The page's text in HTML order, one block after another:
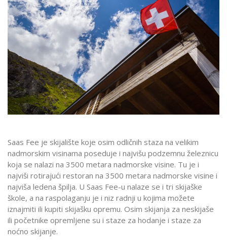
Saas Fee je skijalište koje osim odličnih staza na velikim
nadmorskim visinama poseduje i najvišu podzemnu železnicu
koja se nalazi na 3500 metara nadmorske visine. Tu je i
najviši rotirajući restoran na 3500 metara nadmorske visine i
najviša ledena špilja. U Saas Fee-u nalaze se i tri skijaške
škole, a na raspolaganju je i niz radnji u kojima možete
iznajmiti ili kupiti skijašku opremu. Osim skijanja za neskijaše
ili početnike opremljene su i staze za hodanje i staze za
noćno skijanje.